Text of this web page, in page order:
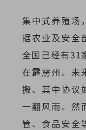
集中式养殖场
据农业及安全
全国己经有31
在霹雳州。 未
搬、其中协议
一翻风雨。然
管、食品安全